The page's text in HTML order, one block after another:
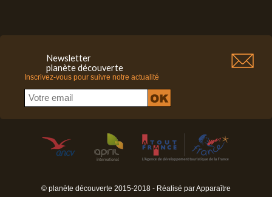
Newsletter
planète découverte
Inscrivez-vous pour suivre notre actualité
© planète découverte 2015-2018 - Réalisé parApparaître